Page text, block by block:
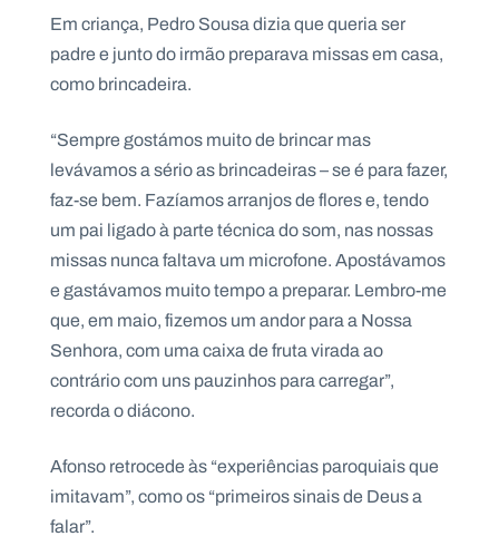
Em criança, Pedro Sousa dizia que queria ser
padre e junto do irmão preparava missas em casa,
como brincadeira.
“Sempre gostámos muito de brincar mas
levávamos a sério as brincadeiras – se é para fazer,
faz-se bem. Fazíamos arranjos de flores e, tendo
um pai ligado à parte técnica do som, nas nossas
missas nunca faltava um microfone. Apostávamos
e gastávamos muito tempo a preparar. Lembro-me
que, em maio, fizemos um andor para a Nossa
Senhora, com uma caixa de fruta virada ao
contrário com uns pauzinhos para carregar”,
recorda o diácono.
Afonso retrocede às “experiências paroquiais que
imitavam”, como os “primeiros sinais de Deus a
falar”.
tt
e
r